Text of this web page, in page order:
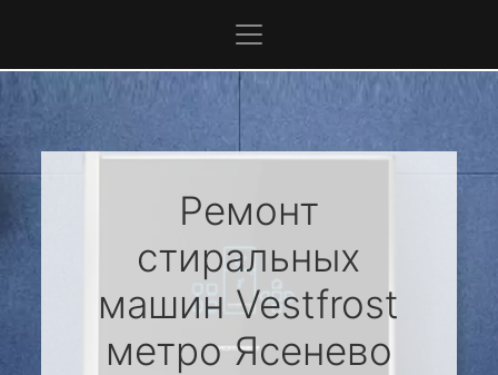
Ремонт
стиральных
машин Vestfrost
метро Ясенево